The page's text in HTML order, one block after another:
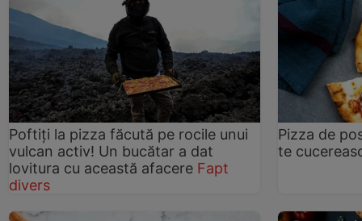
Poftiți la pizza făcută pe rocile unui
vulcan activ! Un bucătar a dat
lovitura cu această afacere Fapt
divers
Pizza de
te